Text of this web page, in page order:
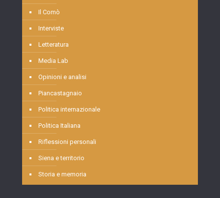
Il Comò
Interviste
Letteratura
Media Lab
Opinioni e analisi
Piancastagnaio
Politica internazionale
Politica Italiana
Riflessioni personali
Siena e territorio
Storia e memoria